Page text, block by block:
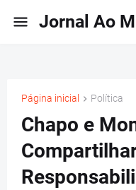
Jornal Ao
Página inicial Política
Chapo e